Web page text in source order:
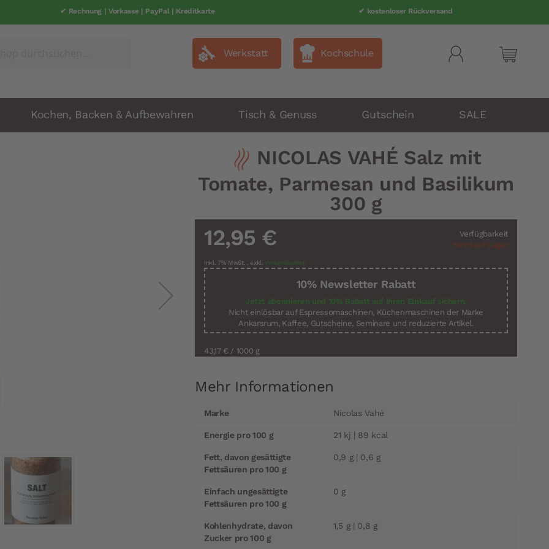
✔ Rechnung | Vorkasse | PayPal | Kreditkarte ✔ kostenloser Rückversand
Mein
Werkstatt Kochschule
Kochen, Backen & Aufbewahren Tisch & Genuss Gutschein SALE
NICOLAS VAHÉ Salz mit
Tomate, Parmesan und Basilikum
300 g
Verfügbarkeit
Nicht auf Lager
12,95 €
Inkl. 7% MwSt. ,exkl. Versandkosten
10% Newsletter Rabatt
Jetzt abonnieren und 10% Rabatt auf Ihren Einkauf sichern.
Nicht einlösbar auf Espressomaschinen, Küchenmaschinen der Marke
Ankarsrum, Kaffee, Gutscheine, Seminare und reduzierte Artikel.
43,17 € / 1000 g
Mehr Informationen
Informationen
Marke Nicolas Vahé
Energie pro 100 g 21 kj | 89 kcal
Fett, davon gesättigte
Fettsäuren pro 100 g
0,9 g | 0,6 g
Einfach ungesättigte
Fettsäuren pro 100 g
0 g
Kohlenhydrate, davon
Zucker pro 100 g
1,5 g | 0,8 g